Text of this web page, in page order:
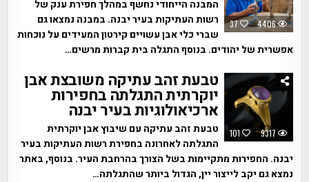
37 4406
המבנה הייחודי נחשף במהלך חפירת ענק של
רשות העתיקות בעיר יבנה. במבנה נמצאו גם
שברי כלי אבן עשויים קירטון המעידים על נוכחות
אפשרית של יהודים. בנוסף התגלה בית קברות מרשים…
101 9317
טבעת זהב עתיקה משובצת אבן
יוקרתית התגלתה בחפירות
ארכיאולוגיות בעיר יבנה
טבעת זהב עתיקה עם שיבוץ אבן יוקרתית
התגלתה לאחרונה בחפירת רשות העתיקות בעיר
יבנה. החפירות מתקיימות בשל הצורך בהרחבת העיר. בנוסף, באתר
נמצא גם יקב לייצור יין, הגדול ביותר שהתגלתה…